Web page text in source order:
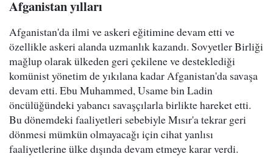
Afganistan yılları
Afganistan'da ilmi ve askeri eğitimine devam etti ve
özellikle askeri alanda uzmanlık kazandı. Sovyetler Birliği
mağlup olarak ülkeden geri çekilene ve desteklediği
komünist yönetim de yıkılana kadar Afganistan'da savaşa
devam etti. Ebu Muhammed, Usame bin Ladin
öncülüğündeki yabancı savaşçılarla birlikte hareket etti.
Bu dönemdeki faaliyetleri sebebiyle Mısır'a tekrar geri
dönmesi mümkün olmayacağı için cihat yanlısı
faaliyetlerine ülke dışında devam etmeye karar verdi.